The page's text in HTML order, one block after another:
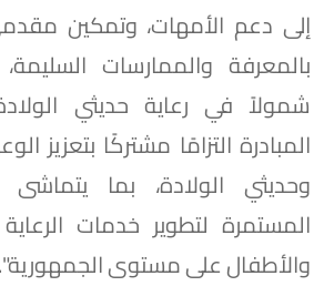
إلى دعم الأمهات، وتمكين
بالمعرفة والممارسات
شمولاً في رعاية حديثي
المبادرة التزامًا مشتركًا بتعزيز
وحديثي الولادة، بما
المستمرة لتطوير خدمات
والأطفال على مستوى الجمهورية".